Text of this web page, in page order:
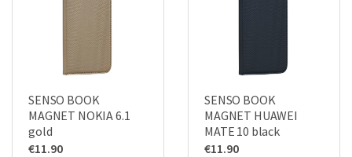
SENSO BOOK
MAGNET NOKIA 6.1
gold
€11.90
SENSO BOOK
MAGNET HUAWEI
MATE 10 black
€11.90